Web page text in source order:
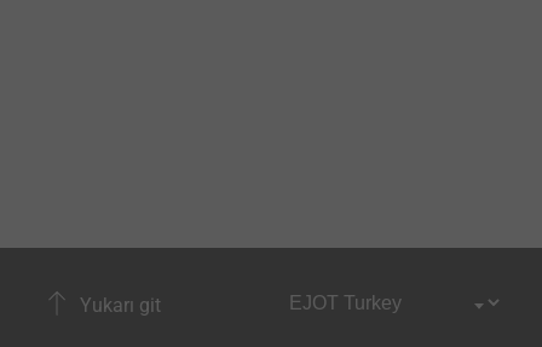
Yukarı git